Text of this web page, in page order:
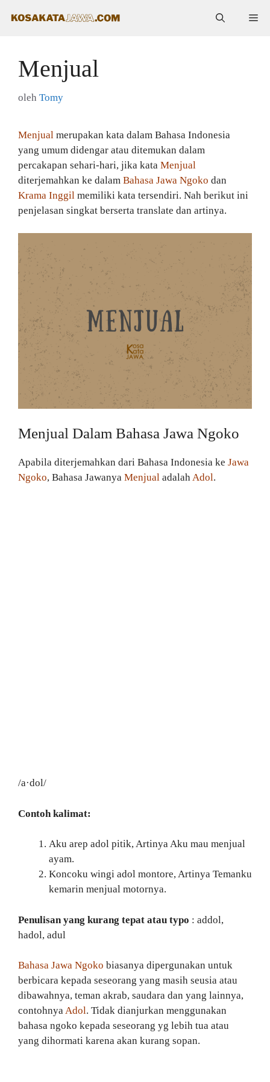
Menjual
oleh Tomy
Menjual merupakan kata dalam Bahasa Indonesia
yang umum didengar atau ditemukan dalam
percakapan sehari-hari, jika kata Menjual
diterjemahkan ke dalam Bahasa Jawa Ngoko dan
Krama Inggil memiliki kata tersendiri. Nah berikut ini
penjelasan singkat berserta translate dan artinya.
Menjual Dalam Bahasa Jawa Ngoko
Apabila diterjemahkan dari Bahasa Indonesia ke Jawa
Ngoko, Bahasa Jawanya Menjual adalah Adol.
/a·dol/
Contoh kalimat:
Aku arep adol pitik, Artinya Aku mau menjual
ayam.
Koncoku wingi adol montore, Artinya Temanku
kemarin menjual motornya.
Penulisan yang kurang tepat atau typo : addol,
hadol, adul
Bahasa Jawa Ngoko biasanya dipergunakan untuk
berbicara kepada seseorang yang masih seusia atau
dibawahnya, teman akrab, saudara dan yang lainnya,
contohnyaAdol. Tidak dianjurkan menggunakan
bahasa ngoko kepada seseorang yg lebih tua atau
yang dihormati karena akan kurang sopan.